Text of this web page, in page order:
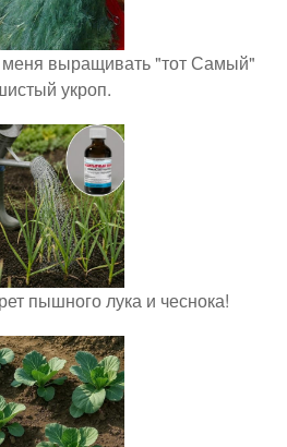
меня выращивать "тот Самый"
укроп.
пышного лука и чеснока!